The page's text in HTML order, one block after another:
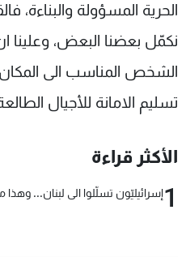
الحرية المسؤولة والبناءة،
نكمّل بعضنا البعض،
الشخص المناسب الى
تسليم الامانة للأجيال
الأكثر قراءة
1إسرائيليّون تسلّلوا الى لبنان...